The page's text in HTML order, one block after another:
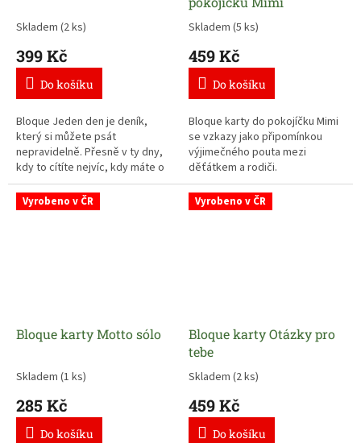
s nadepsanými milníky
(například Tvoje první Vánoce,
Tvůj první den ve školce, Tvoje
osmnácté narozeniny,… ) a dále
již je ponechán volný prostor na
a milých vzkazů…
Skladem (2 ks)
399 Kč
Do košíku
Bloque Jeden den je deník,
který si můžete psát
nepravidelně. Přesně v ty dny,
kdy to cítíte nejvíc, kdy máte o
čem psát...
Skladem (5 ks)
459 Kč
Do košíku
Bloque karty do pokojíčku Mimi
se vzkazy jako připomínkou
výjimečného pouta mezi
děťátkem a rodiči.
Vyrobeno v ČR
Bloque karty Motto sólo
Skladem (1 ks)
285 Kč
Do košíku
Vyrobeno v ČR
Bloque karty Otázky pro
tebe
Skladem (2 ks)
459 Kč
Do košíku